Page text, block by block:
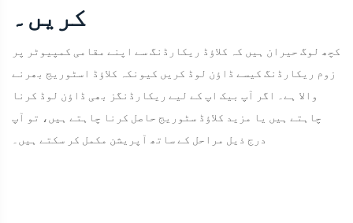
کریں۔
کچھ لوگ حیران ہیں کہ کلاؤڈ ریکارڈنگ سے اپنے مقامی کمپیوٹر پر
زوم ریکارڈنگ کیسے ڈاؤن لوڈ کریں کیونکہ کلاؤڈ اسٹوریج بھرنے
والا ہے۔ اگر آپ بیک اپ کے لیے ریکارڈنگز بھی ڈاؤن لوڈ کرنا
چاہتے ہیں یا مزید کلاؤڈ سٹوریج حاصل کرنا چاہتے ہیں، تو آپ
درج ذیل مراحل کے ساتھ آپریشن مکمل کر سکتے ہیں۔